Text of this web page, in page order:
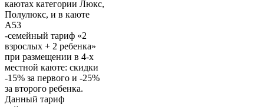
каютах категории Люкс,
Полулюкс, и в каюте
А53
-семейный тариф «2
взрослых + 2 ребенка»
при размещении в 4-х
местной каюте: скидки
-15% за первого и -25%
за второго ребенка.
Данный тариф